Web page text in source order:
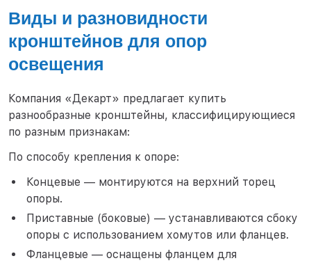
Виды и разновидности
кронштейнов для опор
освещения
Компания «Декарт» предлагает купить
разнообразные кронштейны, классифицирующиеся
по разным признакам:
По способу крепления к опоре:
Концевые — монтируются на верхний торец
опоры.
Приставные (боковые) — устанавливаются сбоку
опоры с использованием хомутов или фланцев.
Фланцевые — оснащены фланцем для